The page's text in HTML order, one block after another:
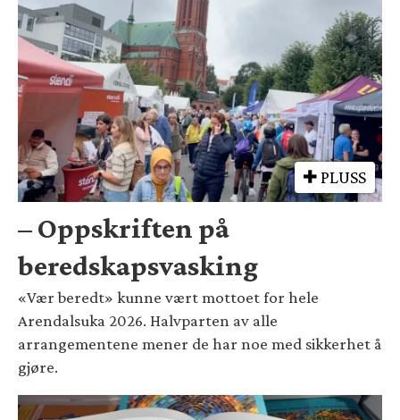
PLUSS
– Oppskriften på
beredskapsvasking
«Vær beredt» kunne vært mottoet for hele
Arendalsuka 2026. Halvparten av alle
arrangementene mener de har noe med sikkerhet å
gjøre.